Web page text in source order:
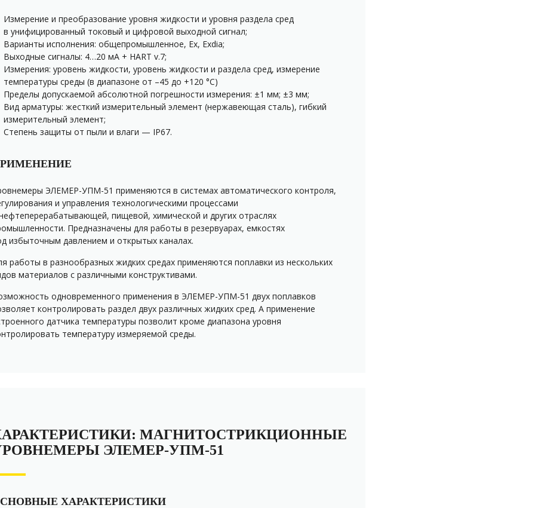
Измерение и преобразование уровня жидкости и уровня раздела сред
в унифицированный токовый и цифровой выходной сигнал;
Варианты исполнения: общепромышленное, Ex, Exdia;
Выходные сигналы: 4…20 мА + HART v.7;
Измерения: уровень жидкости, уровень жидкости и раздела сред, измерение
температуры среды (в диапазоне от –45 до +120 °С)
Пределы допускаемой абсолютной погрешности измерения: ±1 мм; ±3 мм;
Вид арматуры: жесткий измерительный элемент (нержавеющая сталь), гибкий
измерительный элемент;
Степень защиты от пыли и влаги — IP67.
ЭЛЕМЕР-УПМ-51 применяются в системах автоматического контроля,
и управления технологическими процессами
пищевой, химической и других отраслях
Предназначены для работы в резервуарах, емкостях
избыточным давлением и открытых каналах.
работы в разнообразных жидких средах применяются поплавки из нескольких
материалов с различными конструктивами.
одновременного применения в ЭЛЕМЕР-УПМ-51 двух поплавков
контролировать раздел двух различных жидких сред. А применение
датчика температуры позволит кроме диапазона уровня
температуру измеряемой среды.
МАГНИТОСТРИКЦИОННЫЕ
ЭЛЕМЕР-УПМ-51
ХАРАКТЕРИСТИКИ